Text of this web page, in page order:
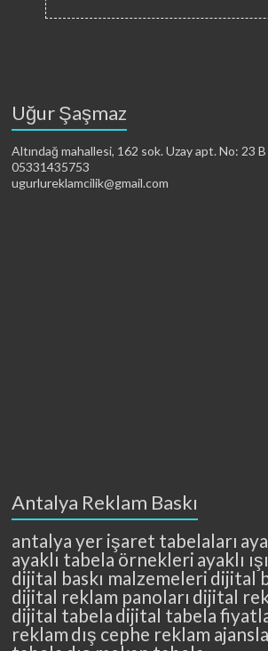
Uğur Şaşmaz
Altındağ mahallesi, 162 sok. Uzay apt. No: 23
05331435753
ugurlureklamcilik@gmail.com
Antalya Reklam Baskı
antalya yer işaret tabelaları
ayaklı tabela örnekleri ayaklı
dijital baskı malzemeleridijital
dijital reklam panoları dijital
dijital tabela dijital tabela
reklam dış cephe reklam